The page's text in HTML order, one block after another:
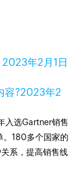
2023年2月1日
容?2023年2
入选Gartner销售
。180多个国家的
系，提高销售线